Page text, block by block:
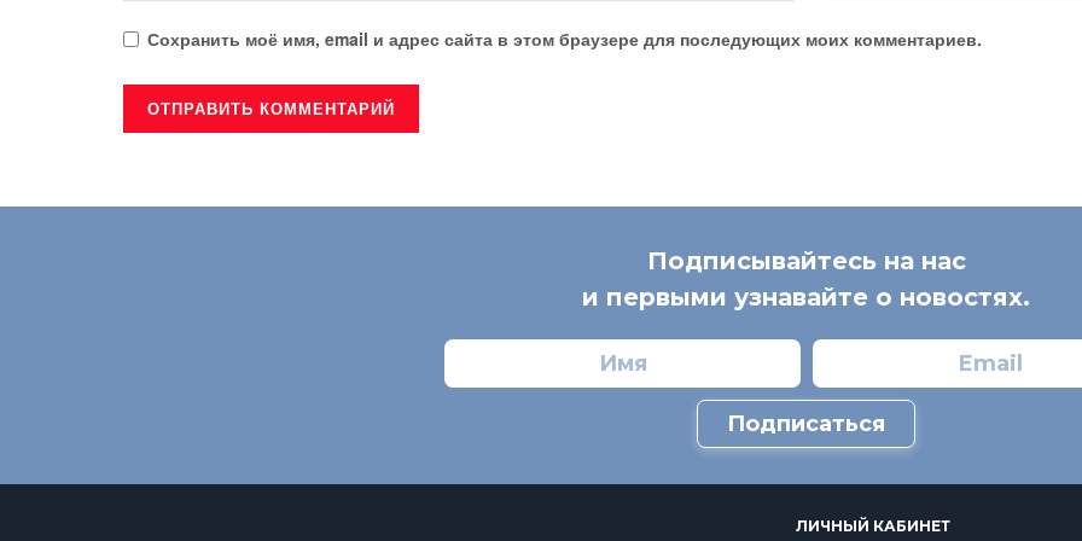
Сохранить моё имя, email и адрес сайта в этом браузере для последующих моих комментариев.
Подписывайтесь на нас
и первыми узнавайте о новостях.
Подписаться
ЛИЧНЫЙ КАБИНЕТ